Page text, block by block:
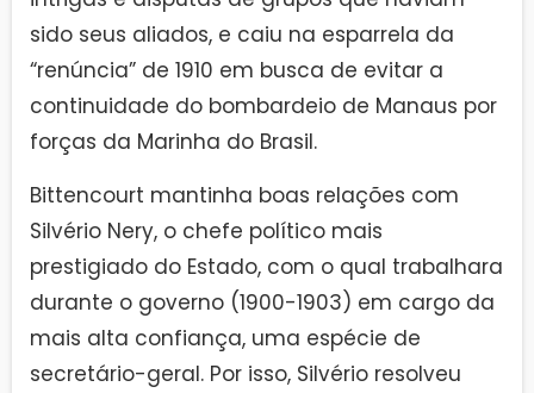
sido seus aliados, e caiu na esparrela da
“renúncia” de 1910 em busca de evitar a
continuidade do bombardeio de Manaus por
forças da Marinha do Brasil.
Bittencourt mantinha boas relações com
Silvério Nery, o chefe político mais
prestigiado do Estado, com o qual trabalhara
durante o governo (1900-1903) em cargo da
mais alta confiança, uma espécie de
secretário-geral. Por isso, Silvério resolveu